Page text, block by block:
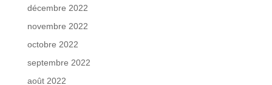
décembre 2022
novembre 2022
octobre 2022
septembre 2022
août 2022